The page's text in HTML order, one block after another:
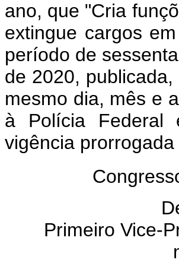
ano, que "Cria
extingue cargos
período de
de 2020,
mesmo dia, mês e
à Polícia Federal
vigência
Primeiro Vice-